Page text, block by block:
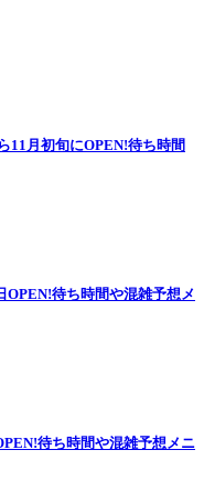
11月初旬にOPEN!待ち時間
待ち時間や混雑予想メ
待ち時間や混雑予想メニ